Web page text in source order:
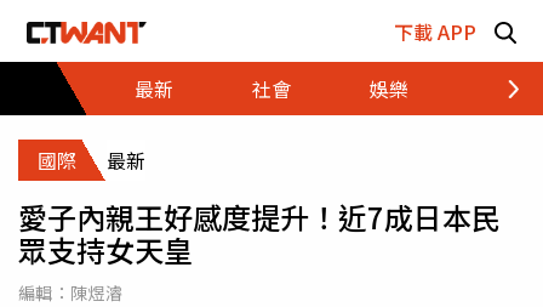
下載 APP
最新
社會 娛樂 財經
國際 最新
愛子內親王好感度提升！近7成日本民
眾支持女天皇
編輯： 陳煜濬